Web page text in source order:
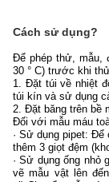
Cách sử dụng?
Để phép thử, mẫu,
30 ° C) trước khi
1. Đặt túi về nhiệt
túi kín và sử dụng
2. Đặt băng trên bề
Đối với mẫu máu
· Sử dụng pipet: Để
thêm 3 giọt đệm
· Sử dụng ống nhỏ
vẽ mẫu vật lên